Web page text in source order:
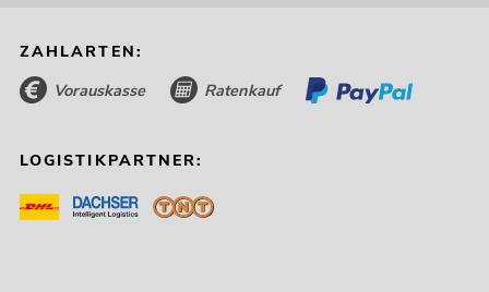
ZAHLARTEN:
Vorauskasse Ratenkauf
LOGISTIKPARTNER: